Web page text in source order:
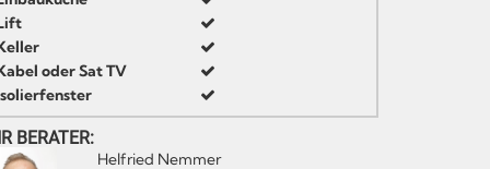
oder Sat TV
BERATER:
Helfried Nemmer